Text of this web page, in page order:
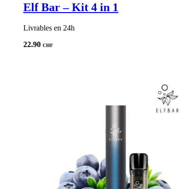
Elf Bar – Kit 4 in 1
Livrables en 24h
22.90 CHF